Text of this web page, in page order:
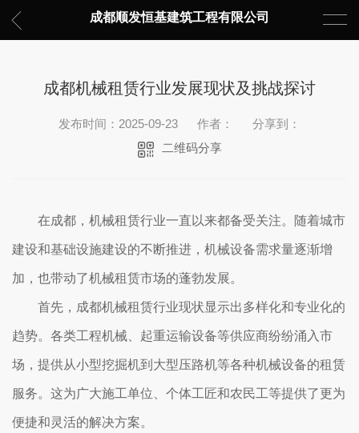
成都顺发恒基建筑工程有限公司
成都机械租赁行业发展现状及挑战探讨
发布时间：2025-09-23 作者：
分享到：
二维码分享
在成都，机械租赁行业一直以来都备受关注。随着城市
建设和基础设施建设的不断推进，机械设备需求量逐渐增
加，也带动了机械租赁市场的蓬勃发展。
首先，成都机械租赁行业现状显示出多样化和专业化的
趋势。各类工程机械、起重运输设备等供应商纷纷涌入市
场，提供从小型挖掘机到大型压路机等各种机械设备的租赁
服务。这为广大施工单位、个体工匠和农民工等提供了更为
便捷和灵活的解决方案。